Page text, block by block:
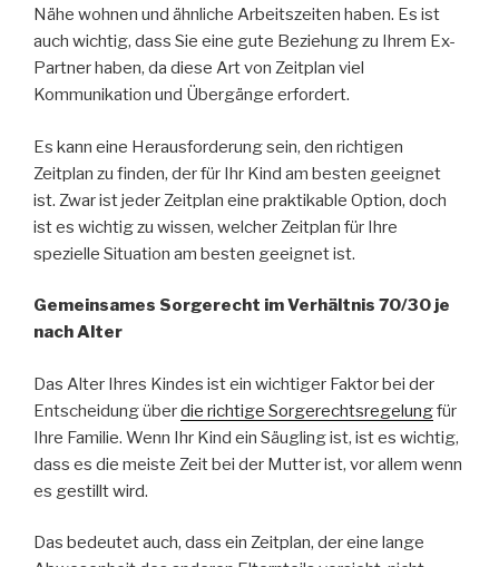
Nähe wohnen und ähnliche Arbeitszeiten haben. Es ist
auch wichtig, dass Sie eine gute Beziehung zu Ihrem Ex-
Partner haben, da diese Art von Zeitplan viel
Kommunikation und Übergänge erfordert.
Es kann eine Herausforderung sein, den richtigen
Zeitplan zu finden, der für Ihr Kind am besten geeignet
ist. Zwar ist jeder Zeitplan eine praktikable Option, doch
ist es wichtig zu wissen, welcher Zeitplan für Ihre
spezielle Situation am besten geeignet ist.
Gemeinsames Sorgerecht im Verhältnis 70/30 je
nach Alter
Das Alter Ihres Kindes ist ein wichtiger Faktor bei der
Entscheidung überdie richtige Sorgerechtsregelungfür
Ihre Familie. Wenn Ihr Kind ein Säugling ist, ist es wichtig,
dass es die meiste Zeit bei der Mutter ist, vor allem wenn
es gestillt wird.
Das bedeutet auch, dass ein Zeitplan, der eine lange